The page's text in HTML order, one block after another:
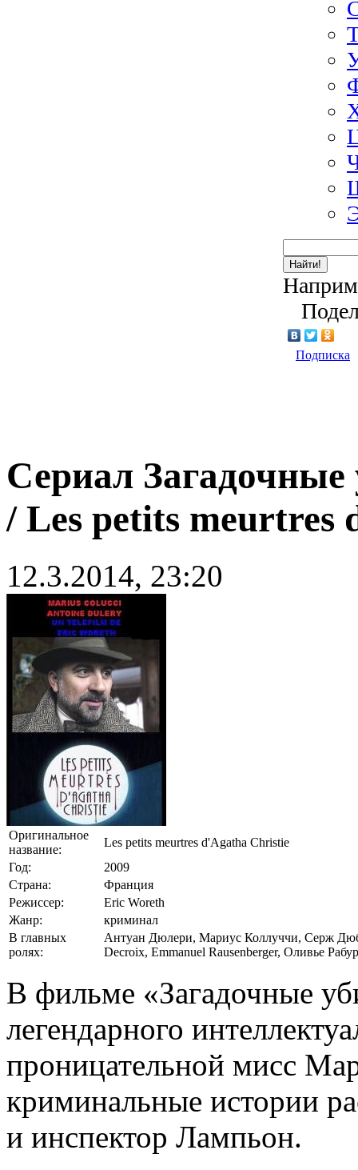
Найти!
Подписка
Сериал
/ Les petits meurtres
12.3.2014, 23:20
Оригинальное
название:
Les petits meurtres d'Agatha Christie
Год:
2009
Страна:
Франция
Режиссер:
Eric Woreth
Жанр:
криминал
В главных
ролях:
Антуан Дюлери, Мариус Коллуччи, Серж
Decroix, Emmanuel Rausenberger, Оливье
В фильме «Загадочные
легендарного
проницательной мисс
криминальные истории
и инспектор Лампьон.